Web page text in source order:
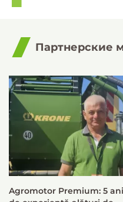
Партнерские
Agromotor Premium: 5 ani